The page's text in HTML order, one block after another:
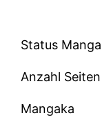
Status Manga
Anzahl Seiten
Mangaka